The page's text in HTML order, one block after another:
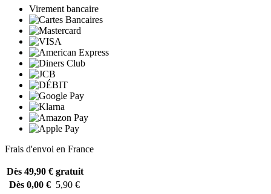
Virement bancaire
Frais d'envoi en France
Dès 49,90 € gratuit
Dès 0,00 € 5,90 €